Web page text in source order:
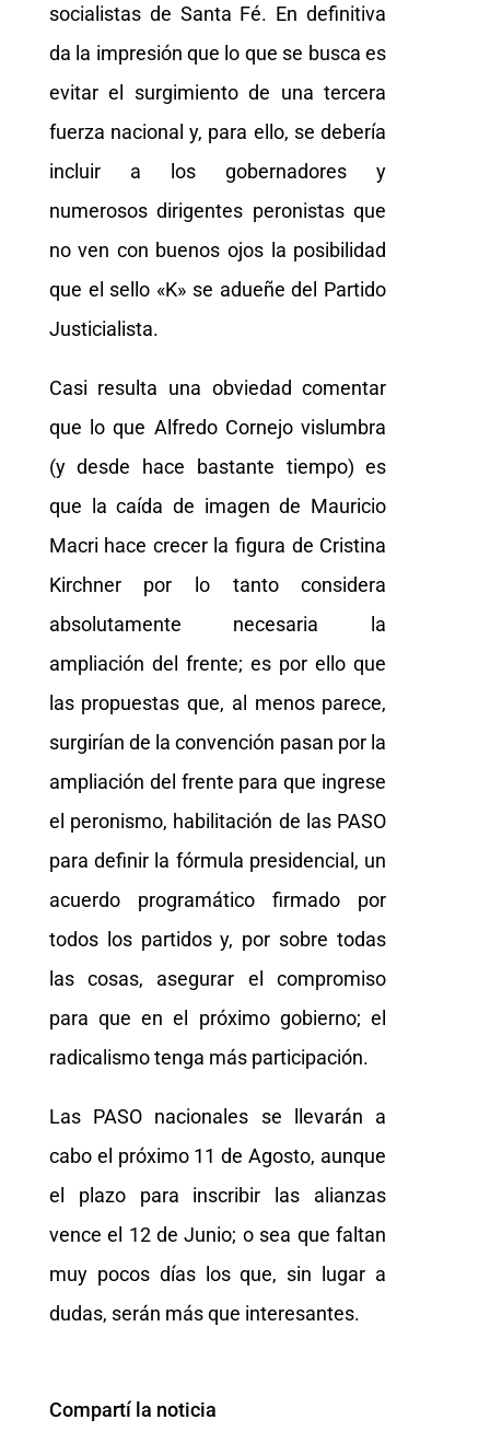
socialistas de Santa Fé. En definitiva
da la impresión que lo que se busca es
evitar el surgimiento de una tercera
fuerza nacional y, para ello, se debería
incluir a los gobernadores y
numerosos dirigentes peronistas que
no ven con buenos ojos la posibilidad
que el sello «K» se adueñe del Partido
Justicialista.
Casi resulta una obviedad comentar
que lo que Alfredo Cornejo vislumbra
(y desde hace bastante tiempo) es
que la caída de imagen de Mauricio
Macri hace crecer la figura de Cristina
Kirchner por lo tanto considera
absolutamente necesaria la
ampliación del frente; es por ello que
las propuestas que, al menos parece,
surgirían de la convención pasan por la
ampliación del frente para que ingrese
el peronismo, habilitación de las PASO
para definir la fórmula presidencial, un
acuerdo programático firmado por
todos los partidos y, por sobre todas
las cosas, asegurar el compromiso
para que en el próximo gobierno; el
radicalismo tenga más participación.
Las PASO nacionales se llevarán a
cabo el próximo 11 de Agosto, aunque
el plazo para inscribir las alianzas
vence el 12 de Junio; o sea que faltan
muy pocos días los que, sin lugar a
dudas, serán más que interesantes.
Compartí la noticia